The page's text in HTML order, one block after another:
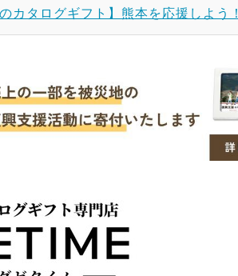
カタログギフト】熊本を応援しよう！